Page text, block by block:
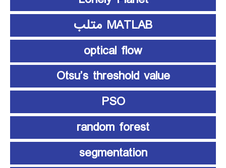
MATLAB متلب
optical flow
Otsu’s threshold value
PSO
random forest
segmentation